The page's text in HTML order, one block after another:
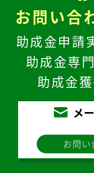
お問い合
助成金申請
助成金専
助成金
メ
お問い